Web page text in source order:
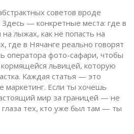
советов вроде
Здесь — конкретные места: где в
лыжах, как не попасть на
где в Нячанге реально говорят
оператора фото-сафари, чтобы
кормящейся львицей, которую
Каждая статья — это
маркетинг. Если ты хочешь
мир за границей — не
тех, кто уже был там — ты